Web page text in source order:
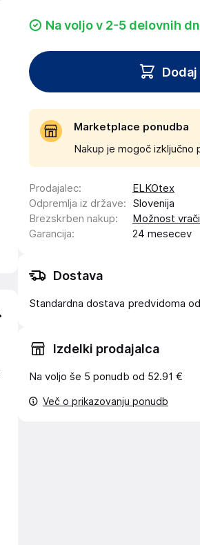
Na voljo v 2-5 delovnih
Marketplace ponudba
Nakup je mogoč izključno
Prodajalec:
ELKOtex
Odpremlja iz države:
Slovenija
Brezskrben nakup:
Možnost
Garancija: 24 mesecev
Dostava
Standardna dostava predvidoma od
Izdelki prodajalca
Na voljo še 5 ponudb od 52.91 €
Več o prikazovanju ponudb